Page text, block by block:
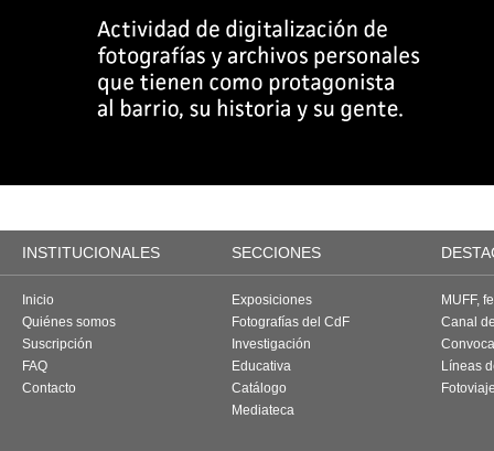
INSTITUCIONALES SECCIONES
Inicio
Quiénes somos
Suscripción
FAQ
Contacto
Exposiciones
Fotografías del CdF
Investigación
Educativa
Catálogo
Mediateca
MUFF,
Canal
Líneas